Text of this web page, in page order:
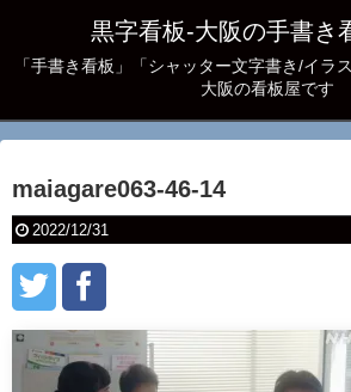
黒字看板‐大阪の手書き
「手書き看板」「シャッター文字書き/イラ
大阪の看板屋です
maiagare063-46-14
2022/12/31